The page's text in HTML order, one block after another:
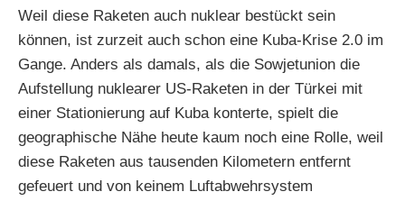
Weil diese Raketen auch nuklear bestückt sein
können, ist zurzeit auch schon eine Kuba-Krise 2.0 im
Gange. Anders als damals, als die Sowjetunion die
Aufstellung nuklearer US-Raketen in der Türkei mit
einer Stationierung auf Kuba konterte, spielt die
geographische Nähe heute kaum noch eine Rolle, weil
diese Raketen aus tausenden Kilometern entfernt
gefeuert und von keinem Luftabwehrsystem